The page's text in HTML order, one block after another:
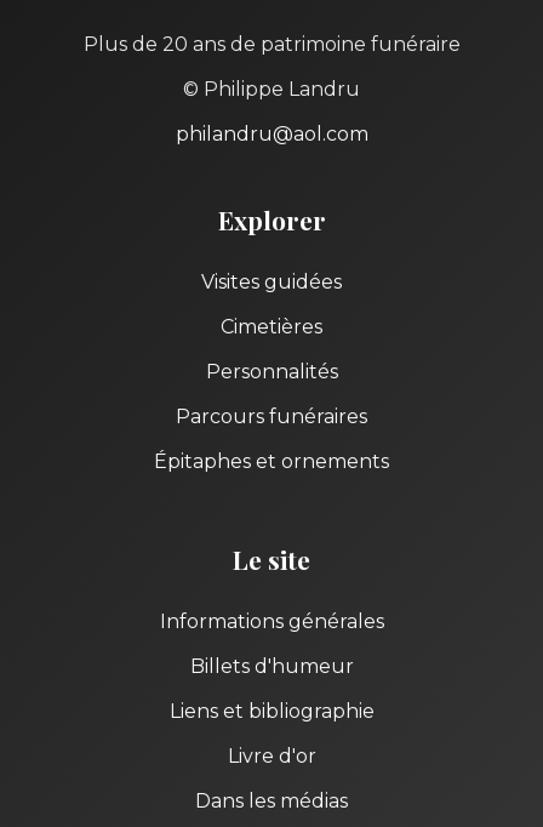
Plus de 20 ans de patrimoine funéraire
© Philippe Landru
philandru@aol.com
Explorer
Visites guidées
Cimetières
Personnalités
Parcours funéraires
Épitaphes et ornements
Le site
Informations générales
Billets d'humeur
Liens et bibliographie
Livre d'or
Dans les médias